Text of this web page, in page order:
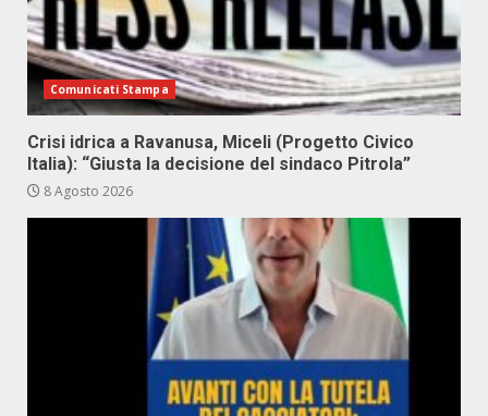
Comunicati Stampa
Crisi idrica a Ravanusa, Miceli (Progetto Civico
Italia): “Giusta la decisione del sindaco Pitrola”
8 Agosto 2026